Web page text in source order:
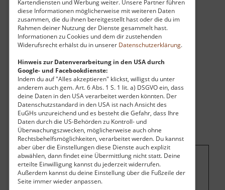
Kartendiensten und Werbung weiter. Unsere Partner führen
diese Informationen möglicherweise mit weiteren Daten
zusammen, die du ihnen bereitgestellt hast oder die du im
Rahmen deiner Nutzung der Dienste gesammelt hast.
Informationen zu Cookies und dem dir zustehenden
Widerufsrecht erhälst du in unserer Datenschutzerklärung.
Hinweis zur Datenverarbeitung in den USA durch
Google- und Facebookdienste:
Indem du auf "Alles akzeptieren" klickst, willigst du unter
anderem auch gem. Art. 6 Abs. 1 S. 1 lit. a) DSGVO ein, dass
deine Daten in den USA verarbeitet werden könnten. Der
Datenschutzstandard in den USA ist nach Ansicht des
EuGHs unzureichend und es besteht die Gefahr, dass Ihre
Daten durch die US-Behörden zu Kontroll- und
Überwachungszwecken, möglicherweise auch ohne
Rechtsbehelfsmöglichkeiten, verarbeitet werden. Du kannst
aber über die Einstellungen diese Dienste auch explizit
abwählen, dann findet eine Übermittlung nicht statt. Deine
erteilte Einwilligung kannst du jederzeit widerrufen.
Außerdem kannst du deine Einstellung über die Fußzeile der
Seite immer wieder anpassen.
der heute zu erklimmende Aussichtsturm mit
seinen 30 Metern und einer ebenfalls weiten
Fernsicht. Er wurde 1998 eingeweiht.
Um dieses Projekt zu finanzieren, wird
hier Werbung eingeblendet.